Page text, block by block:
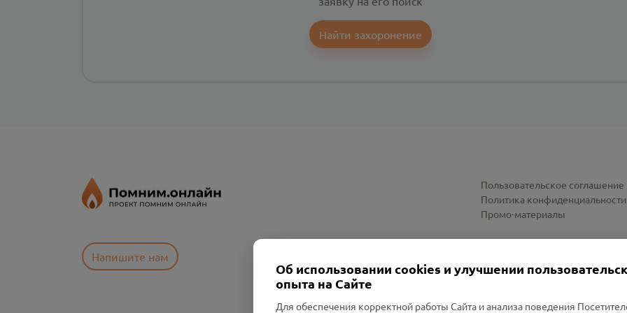
Найти захоронение
Напишите нам
Пользовательское соглашение
Политика конфиденциальности
Промо-материалы
Об использовании cookies и улучшении
опыта на Сайте
Для обеспечения корректной работы Сайта и анализа поведения